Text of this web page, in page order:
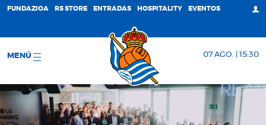
FUNDAZIOA RS STORE ENTRADAS HOSPITALITY EVENTOS
MENÚ 07 AGO. | 15:30